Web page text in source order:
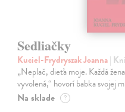
Sedliačky
Kuciel-Frydryszak Joanna|
„Neplač, dieťa moje. Každá
vyvolená,“ hovorí babka svojej
Na sklade ?